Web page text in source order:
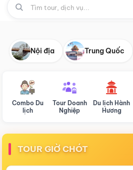
Nội địa Trung Quốc
Combo Du
lịch
Tour Doanh
Nghiệp
Du lịch Hành
Hương
TOUR GIỜ CHÓT